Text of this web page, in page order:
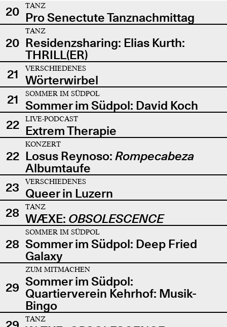
20
TANZ
Pro Senectute Tanznachmittag
20
TANZ
Residenzsharing: Elias Kurth:
THRILL(ER)
21
VERSCHIEDENES
Wörterwirbel
21
SOMMER IM SÜDPOL
Sommer im Südpol: David Koch
22
LIVE-PODCAST
Extrem Therapie
22
KONZERT
Losus Reynoso: Rompecabeza
Albumtaufe
23
VERSCHIEDENES
Queer in Luzern
28
TANZ
WÆXE: OBSOLESCENCE
28
SOMMER IM SÜDPOL
Sommer im Südpol: Deep Fried
Galaxy
29
ZUM MITMACHEN
Sommer im Südpol:
Quartierverein Kehrhof: Musik-
Bingo
TANZ